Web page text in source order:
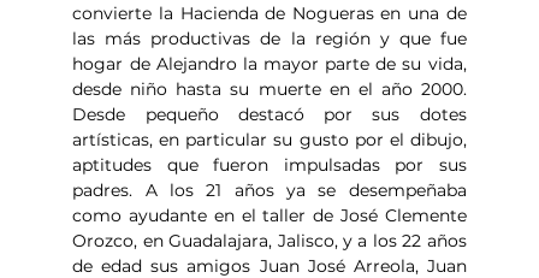
convierte la Hacienda de Nogueras en una de
las más productivas de la región y que fue
hogar de Alejandro la mayor parte de su vida,
desde niño hasta su muerte en el año 2000.
Desde pequeño destacó por sus dotes
artísticas, en particular su gusto por el dibujo,
aptitudes que fueron impulsadas por sus
padres. A los 21 años ya se desempeñaba
como ayudante en el taller de José Clemente
Orozco, en Guadalajara, Jalisco, y a los 22 años
de edad sus amigos Juan José Arreola, Juan